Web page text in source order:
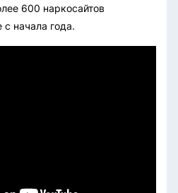
600 наркосайтов
с начала года.